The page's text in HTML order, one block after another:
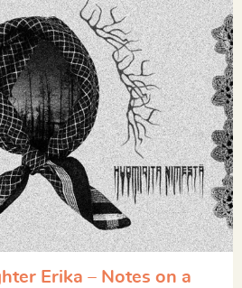
Erika – Notes on a